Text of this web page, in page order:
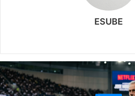
ESUBE
b
s
i